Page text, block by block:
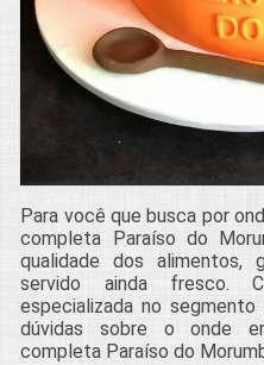
Para você que busca por
completa Paraíso do
qualidade dos alimentos,
servido ainda fresco.
especializada no
dúvidas sobre o onde
completa Paraíso do